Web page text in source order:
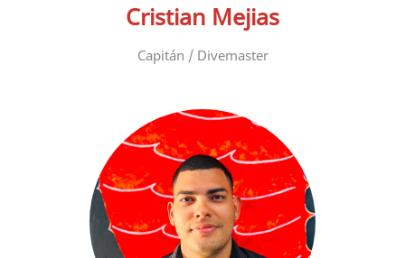
Cristian Mejias
Capitán / Divemaster